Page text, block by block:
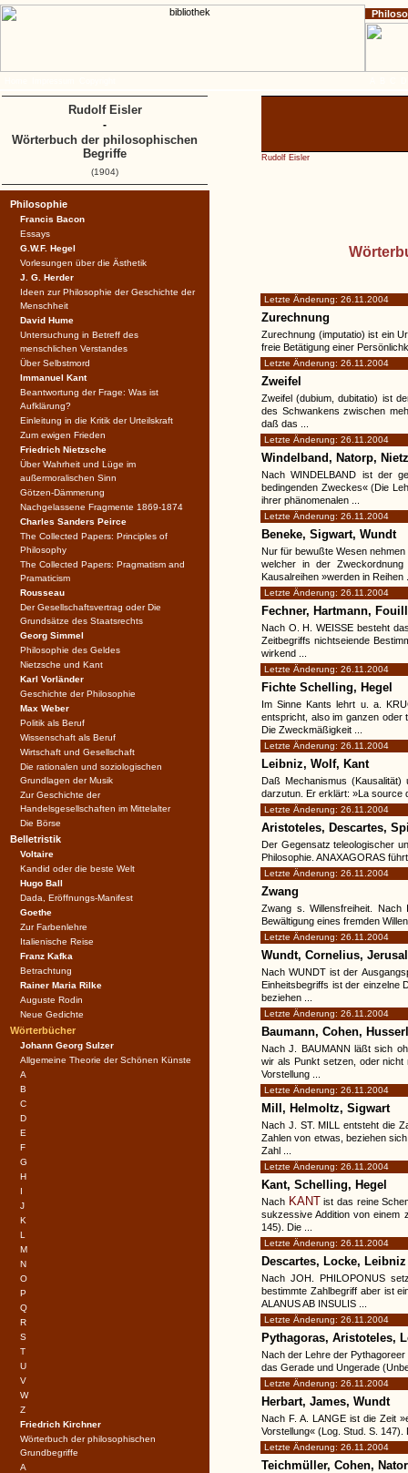
Rudolf Eisler
Letzte Änderung: 26.11.2004
Zurechnung
Zurechnung (imputatio) ist ein
freie Betätigung einer
Letzte Änderung: 26.11.2004
Zweifel
Zweifel (dubium, dubitatio) ist
des Schwankens zwischen
daß das ...
Letzte Änderung: 26.11.2004
Windelband, Natorp,
Nach WINDELBAND ist der
bedingenden Zweckes« (Die
ihrer phänomenalen ...
Letzte Änderung: 26.11.2004
Beneke, Sigwart, Wundt
Nur für bewußte Wesen
welcher in der
Kausalreihen »werden in Reihen
Letzte Änderung: 26.11.2004
Fechner, Hartmann,
Nach O. H. WEISSE besteht
Zeitbegriffs nichtseiende
wirkend ...
Letzte Änderung: 26.11.2004
Fichte Schelling, Hegel
Im Sinne Kants lehrt u. a.
entspricht, also im ganzen oder
Die Zweckmäßigkeit ...
Letzte Änderung: 26.11.2004
Leibniz, Wolf, Kant
Daß Mechanismus (Kausalität)
darzutun. Er erklärt: »La source
Letzte Änderung: 26.11.2004
Aristoteles, Descartes,
Der Gegensatz teleologischer
Philosophie. ANAXAGORAS
Letzte Änderung: 26.11.2004
Zwang
Zwang s. Willensfreiheit. Nach
Bewältigung eines fremden
Letzte Änderung: 26.11.2004
Wundt, Cornelius,
Nach WUNDT ist der
Einheitsbegriffs ist der einzelne
beziehen ...
Letzte Änderung: 26.11.2004
Baumann, Cohen,
Nach J. BAUMANN läßt sich
wir als Punkt setzen, oder
Vorstellung ...
Letzte Änderung: 26.11.2004
Mill, Helmoltz, Sigwart
Nach J. ST. MILL entsteht die
Zahlen von etwas, beziehen
Zahl ...
Letzte Änderung: 26.11.2004
Kant, Schelling, Hegel
Nach KANT ist das reine
sukzessive Addition von einem
145). Die ...
Letzte Änderung: 26.11.2004
Descartes, Locke, Leibniz
Nach JOH. PHILOPONUS
bestimmte Zahlbegriff aber ist
ALANUS AB INSULIS ...
Letzte Änderung: 26.11.2004
Pythagoras, Aristoteles,
Nach der Lehre der
das Gerade und Ungerade
Letzte Änderung: 26.11.2004
Herbart, James, Wundt
Nach F. A. LANGE ist die Zeit
Vorstellung« (Log. Stud. S.
Letzte Änderung: 26.11.2004
Teichmüller, Cohen,
Philosophie
Francis Bacon
Essays
G.W.F. Hegel
Vorlesungen über die Ästhetik
J. G. Herder
Ideen zur Philosophie der Geschichte der
Menschheit
David Hume
Untersuchung in Betreff des
menschlichen Verstandes
Über Selbstmord
Immanuel Kant
Beantwortung der Frage: Was ist
Aufklärung?
Einleitung in die Kritik der Urteilskraft
Zum ewigen Frieden
Friedrich Nietzsche
Über Wahrheit und Lüge im
außermoralischen Sinn
Götzen-Dämmerung
Nachgelassene Fragmente 1869-1874
Charles Sanders Peirce
The Collected Papers: Principles of
Philosophy
The Collected Papers: Pragmatism and
Pramaticism
Rousseau
Der Gesellschaftsvertrag oder Die
Grundsätze des Staatsrechts
Georg Simmel
Philosophie des Geldes
Nietzsche und Kant
Karl Vorländer
Geschichte der Philosophie
Max Weber
Politik als Beruf
Wissenschaft als Beruf
Wirtschaft und Gesellschaft
Die rationalen und soziologischen
Grundlagen der Musik
Zur Geschichte der
Handelsgesellschaften im Mittelalter
Die Börse
Belletristik
Voltaire
Kandid oder die beste Welt
Hugo Ball
Dada, Eröffnungs-Manifest
Goethe
Zur Farbenlehre
Italienische Reise
Franz Kafka
Betrachtung
Rainer Maria Rilke
Auguste Rodin
Neue Gedichte
Wörterbücher
Johann Georg Sulzer
Allgemeine Theorie der Schönen Künste
A
B
C
D
E
F
G
H
I
J
K
L
M
N
O
P
Q
R
S
T
U
V
W
Z
Friedrich Kirchner
Wörterbuch der philosophischen
Grundbegriffe
A
Rudolf Eisler
-
Wörterbuch der philosophischen
Begriffe
(1904)